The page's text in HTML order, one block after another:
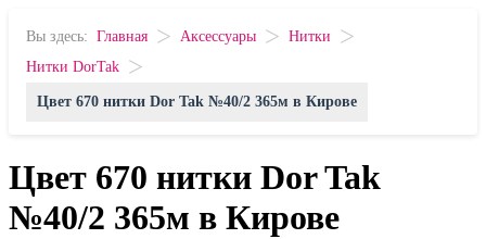
Вы здесь: Главная > Аксессуары > Нитки >
Нитки DorTak >
Цвет 670 нитки Dor Tak №40/2 365м в Кирове
Цвет 670 нитки Dor Tak
№40/2 365м в Кирове